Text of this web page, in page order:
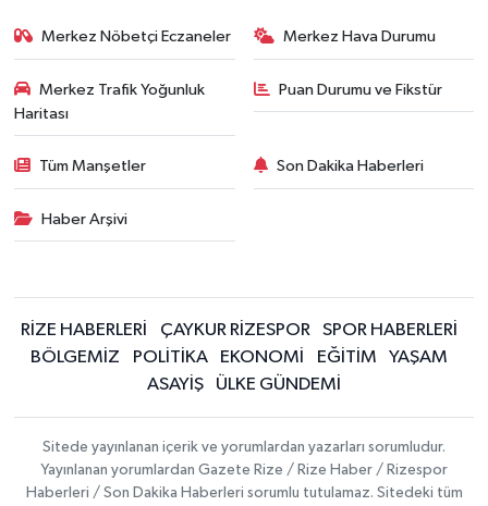
Merkez Nöbetçi Eczaneler Merkez Hava Durumu
Merkez Trafik Yoğunluk
Haritası
Puan Durumu ve Fikstür
Tüm Manşetler Son Dakika Haberleri
Haber Arşivi
RİZE HABERLERİ ÇAYKUR RİZESPOR
SPOR HABERLERİ
BÖLGEMİZ
POLİTİKA EKONOMİ EĞİTİM
YAŞAM
ASAYİŞ
ÜLKE GÜNDEMİ
Sitede yayınlanan içerik ve yorumlardan yazarları sorumludur.
Yayınlanan yorumlardan Gazete Rize / Rize Haber / Rizespor
Haberleri / Son Dakika Haberleri sorumlu tutulamaz. Sitedeki tüm